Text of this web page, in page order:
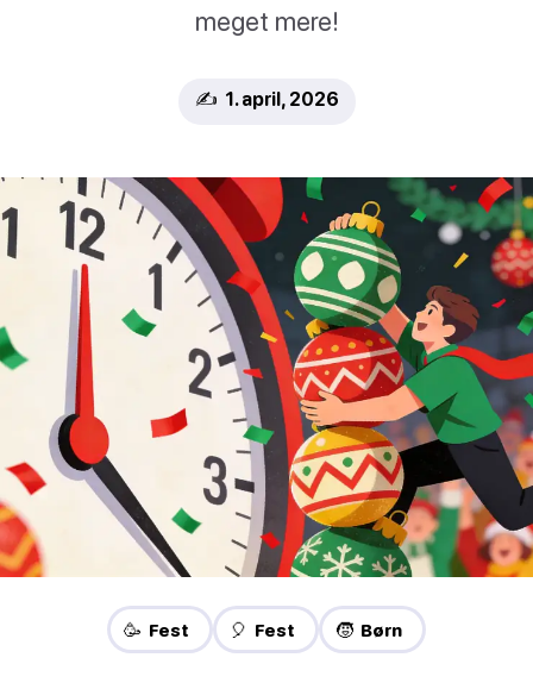
meget mere!
✍️ 1. april, 2026
🥳 Fest 🎈 Fest 🧒 Børn